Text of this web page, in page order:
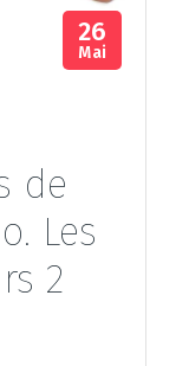
26
Mai
de
Les
2